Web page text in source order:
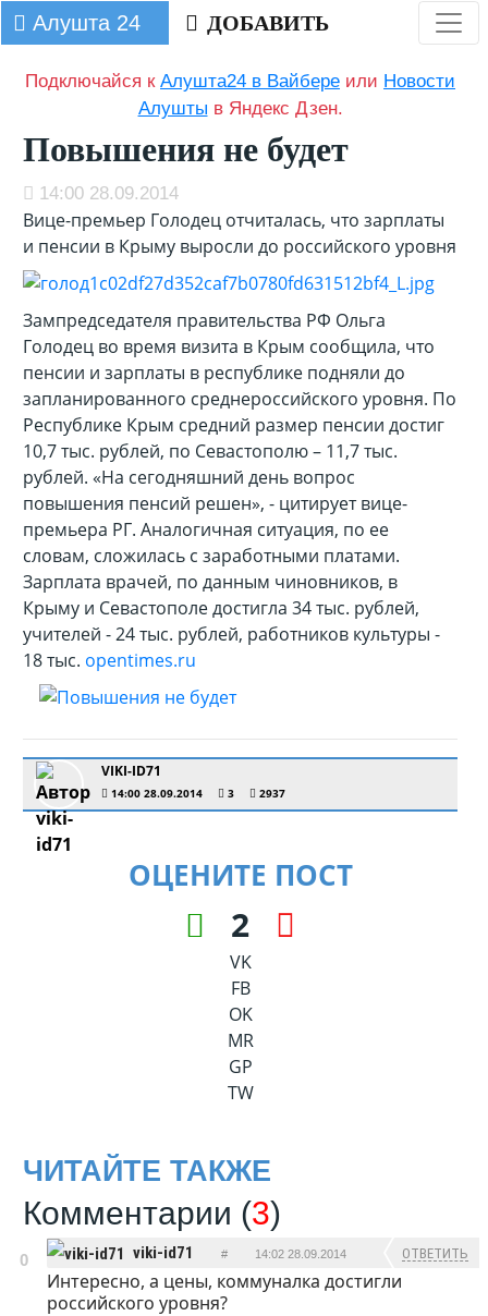
Алушта 24 ДОБАВИТЬ
Подключайся кАлушта24 в Вайбере или Новости
Алушты в Яндекс Дзен.
Повышения не будет
14:00 28.09.2014
Вице-премьер Голодец отчиталась, что зарплаты
и пенсии в Крыму выросли до российского уровня
Зампредседателя правительства РФ Ольга
Голодец во время визита в Крым сообщила, что
пенсии и зарплаты в республике подняли до
запланированного среднероссийского уровня. По
Республике Крым средний размер пенсии достиг
10,7 тыс. рублей, по Севастополю – 11,7 тыс.
рублей. «На сегодняшний день вопрос
повышения пенсий решен», - цитирует вице-
премьера РГ. Аналогичная ситуация, по ее
словам, сложилась с заработными платами.
Зарплата врачей, по данным чиновников, в
Крыму и Севастополе достигла 34 тыс. рублей,
учителей - 24 тыс. рублей, работников культуры -
18 тыс. opentimes.ru
VIKI-ID71
14:00 28.09.2014 3 2937
ОЦЕНИТЕ ПОСТ
2
VK
FB
OK
MR
GP
TW
ЧИТАЙТЕ ТАКЖЕ
Комментарии (3)
0 viki-id71 # 14:02 28.09.2014 ОТВЕТИТЬ
Интересно, а цены, коммуналка достигли
российского уровня?